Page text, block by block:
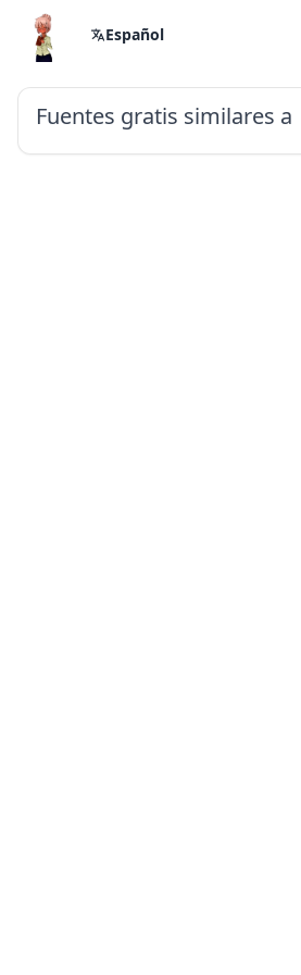
Español
Fuentes gratis similares a